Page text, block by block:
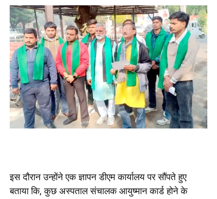
इस दौरान उन्होंने एक ज्ञापन डीएम कार्यालय पर सौंपते हुए
बताया कि, कुछ अस्पताल संचालक आयुष्मान कार्ड होने के